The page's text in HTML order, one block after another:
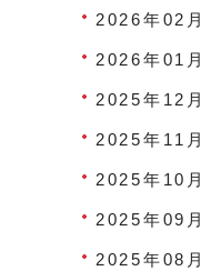
2026年02月
2026年01月
2025年12月
2025年11月
2025年10月
2025年09月
2025年08月